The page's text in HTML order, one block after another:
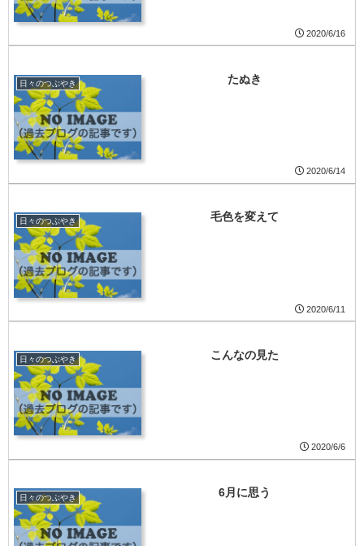
2020/6/16
日々のつぶやき たぬき
2020/6/14
日々のつぶやき 毛色を変えて
2020/6/11
日々のつぶやき こんなの見た
2020/6/6
日々のつぶやき 6月に思う